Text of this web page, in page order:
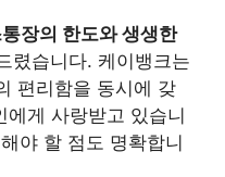
장의 한도와 생생한
렸습니다. 케이뱅크는
편리함을 동시에 갖
에게 사랑받고 있습니
야 할 점도 명확합니